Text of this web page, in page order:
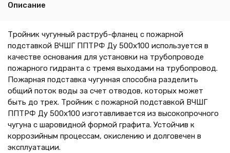
Описание
Тройник чугунный раструб-фланец с пожарной
подставкой ВЧШГ ППТРФ Ду 500х100 используется в
качестве основания для установки на трубопроводе
пожарного гидранта с тремя выходами на трубопровод.
Пожарная подставка чугунная способна разделить
общий поток воды за счет отводов, которых может
быть до трех. Тройник с пожарной подставкой ВЧШГ
ППТРФ Ду 500х100 изготавливается из высокопрочного
чугуна с шаровидной формой графита. Устойчив к
коррозийным процессам, окислению и долговечен в
эксплуатации.